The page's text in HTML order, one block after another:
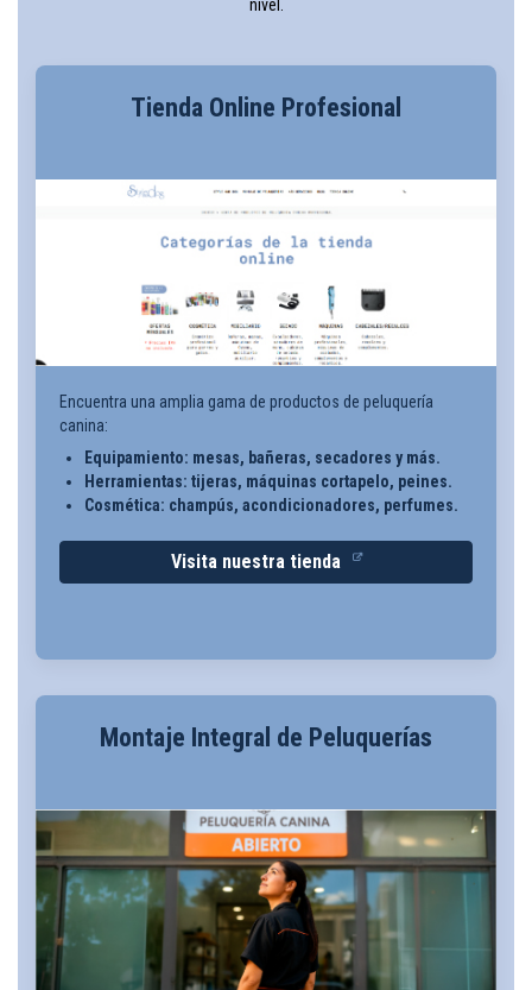
nivel.
Tienda Online Profesional
Encuentra una amplia gama de productos de peluquería
canina:
Equipamiento: mesas, bañeras, secadores y más.
Herramientas: tijeras, máquinas cortapelo, peines.
Cosmética: champús, acondicionadores, perfumes.
Visita nuestra tienda
Montaje Integral de Peluquerías